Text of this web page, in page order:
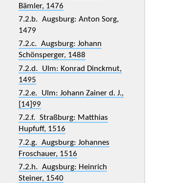
Bämler, 1476
7.2.b. Augsburg: Anton Sorg,
1479
7.2.c. Augsburg: Johann
Schönsperger, 1488
7.2.d. Ulm: Konrad Dinckmut,
1495
7.2.e. Ulm: Johann Zainer d. J.,
[14]99
7.2.f. Straßburg: Matthias
Hupfuff, 1516
7.2.g. Augsburg: Johannes
Froschauer, 1516
7.2.h. Augsburg: Heinrich
Steiner, 1540